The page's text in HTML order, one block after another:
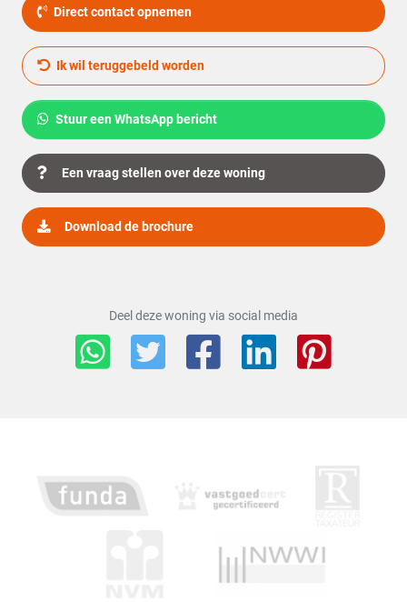
Buitenruimte
Tuin Tuin rondom
Kwaliteit tuin Fraai aangelegd
Achterom Nee
Bergruimte
Vrijstaand steen
Voorzieningen
Buitenzonwering, Rookkanaal
Direct contact opnemen
Ik wil teruggebeld worden
Stuur een WhatsApp bericht
Een vraag stellen over deze woning
Download de brochure
Deel deze woning via social media